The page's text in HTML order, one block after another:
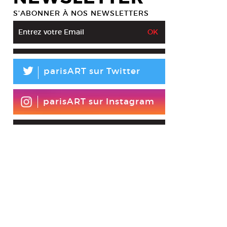
S’ABONNER À NOS NEWSLETTERS
L parisART sur Twitter
parisART sur Instagram